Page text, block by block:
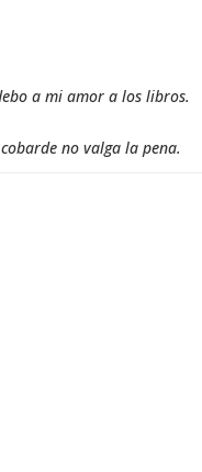
a mi amor a los libros.
no valga la pena.